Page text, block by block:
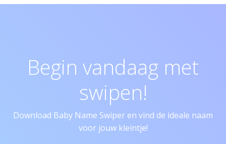
Begin vandaag met
swipen!
Download Baby Name Swiper en vind de ideale naam
voor jouw kleintje!